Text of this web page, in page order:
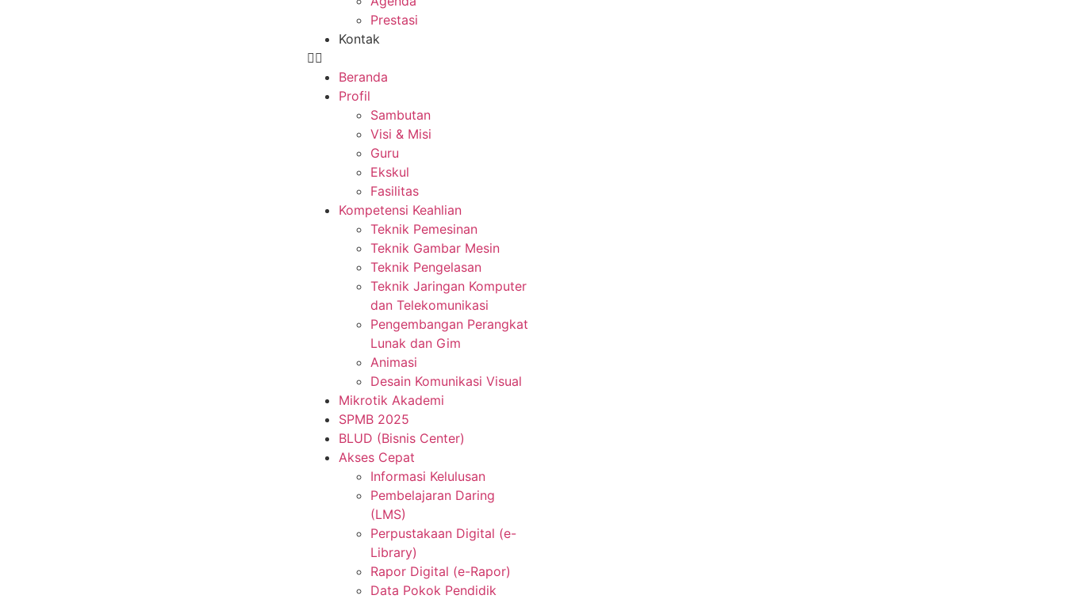
Prestasi
Kontak
Beranda
Profil
Sambutan
Visi & Misi
Guru
Ekskul
Fasilitas
Kompetensi Keahlian
Teknik Pemesinan
Teknik Gambar Mesin
Teknik Pengelasan
Teknik Jaringan Komputer
dan Telekomunikasi
Pengembangan Perangkat
Lunak dan Gim
Animasi
Desain Komunikasi Visual
Mikrotik Akademi
SPMB 2025
BLUD (Bisnis Center)
Akses Cepat
Informasi Kelulusan
Pembelajaran Daring
(LMS)
Perpustakaan Digital (e-
Library)
Rapor Digital (e-Rapor)
Data Pokok Pendidik